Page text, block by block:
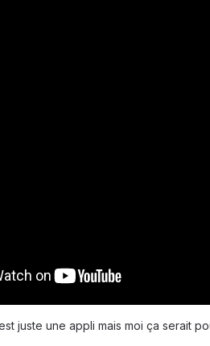
juste une appli mais moi ça serait